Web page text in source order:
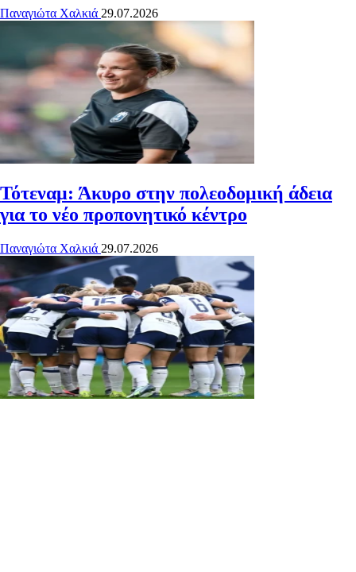
Παναγιώτα Χαλκιά 29.07.2026
Τότεναμ: Άκυρο στην πολεοδομική άδεια
για το νέο προπονητικό κέντρο
Παναγιώτα Χαλκιά 29.07.2026